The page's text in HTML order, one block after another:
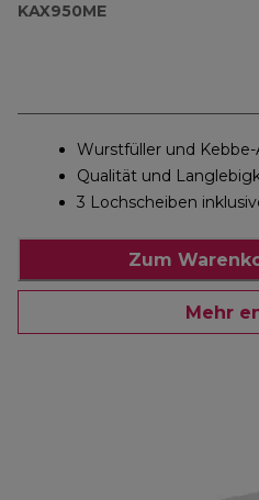
KAX950ME
Wurstfüller und
Qualität und
3 Lochscheiben
Zum
Mehr